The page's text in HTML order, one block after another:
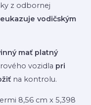
z odbornej
vodičským
mať platný
vozidla pri
na kontrolu.
8,56 cm x 5,398